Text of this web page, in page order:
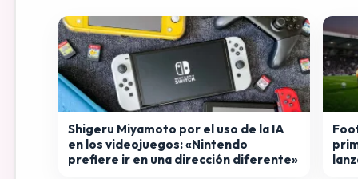
Shigeru Miyamoto por el uso de la IA
en los videojuegos: «Nintendo
prefiere ir en una dirección diferente»